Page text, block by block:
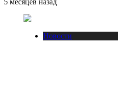
Новости